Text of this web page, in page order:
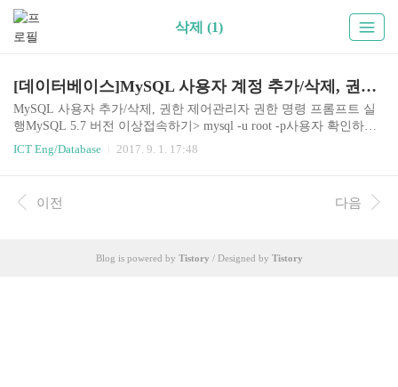
삭제 (1)
[데이터베이스]MySQL 사용자 계정 추가/삭제, 권한 제어
MySQL 사용자 추가/삭제, 권한 제어관리자 권한 명령 프롬프트 실
행MySQL 5.7 버전 이상접속하기> mysql -u root -p사용자 확인하기
mysql database 선택하고 host, user 정보 확인mysql> use mysql; mysql
> select host,user,authentication_string from user;계정 외부 접속 허용h
로컬(localhost)에서만 접속이 가능하고 외부에서는 접속이 불가능하
게 되어 있다.따라서, root계정의 외부접속을 허용하려면 다음과 같
ICT Eng/Database 2017. 9. 1. 17:48
이전 다음
Blog is powered by Tistory / Designed by Tistory